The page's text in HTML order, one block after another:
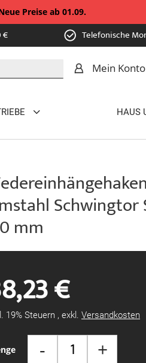
Preise ab 01.09.
€ Telefonische
Mein Konto
HAUS
Schwingtor
mm
- +
€
19% Steuern , exkl. Versandkosten